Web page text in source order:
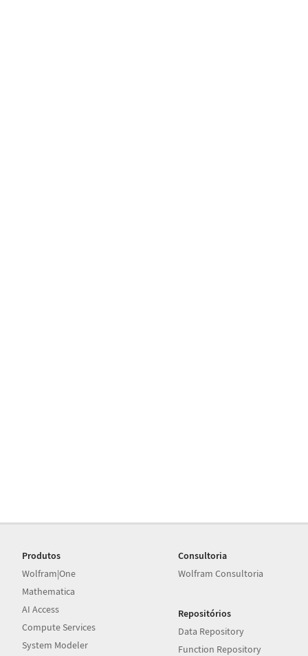
Produtos
Wolfram|One
Mathematica
AI Access
Compute Services
System Modeler
Consultoria
Wolfram Consultoria
Repositórios
Data Repository
Function Repository